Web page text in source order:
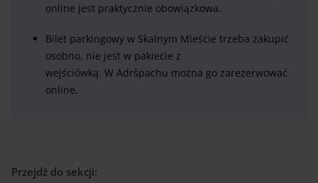
online jest praktycznie obowiązkowa.
Bilet parkingowy w Skalnym Mieście trzeba zakupić
osobno, nie jest w pakiecie z
wejściówką. W Adršpachu można go zarezerwować
online.
Przejdź do sekcji: